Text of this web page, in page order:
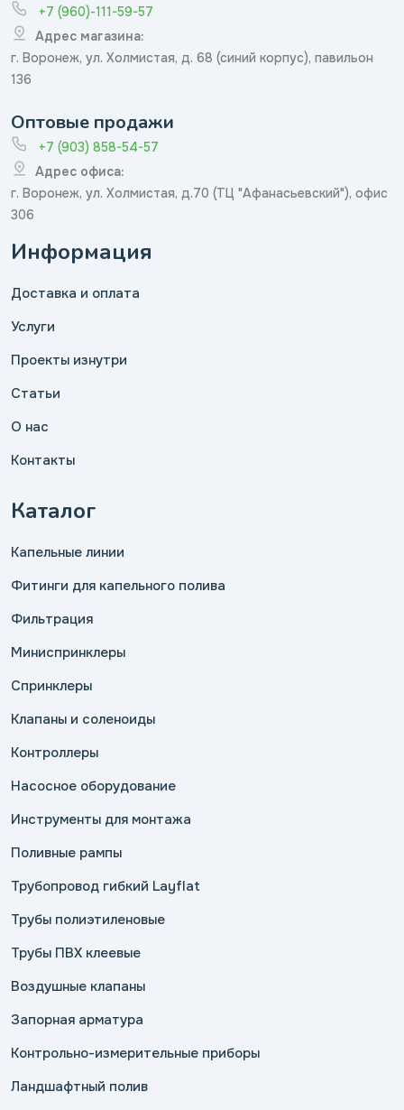
+7 (960)-111-59-57
Адрес магазина:
г. Воронеж, ул. Холмистая, д. 68 (синий корпус), павильон
136
Оптовые продажи
+7 (903) 858-54-57
Адрес офиса:
г. Воронеж, ул. Холмистая, д.70 (ТЦ "Афанасьевский"), офис
306
Информация
Доставка и оплата
Услуги
Проекты изнутри
Статьи
О нас
Контакты
Каталог
Капельные линии
Фитинги для капельного полива
Фильтрация
Миниспринклеры
Спринклеры
Клапаны и соленоиды
Контроллеры
Насосное оборудование
Инструменты для монтажа
Поливные рампы
Трубопровод гибкий Layflat
Трубы полиэтиленовые
Трубы ПВХ клеевые
Воздушные клапаны
Запорная арматура
Контрольно-измерительные приборы
Ландшафтный полив